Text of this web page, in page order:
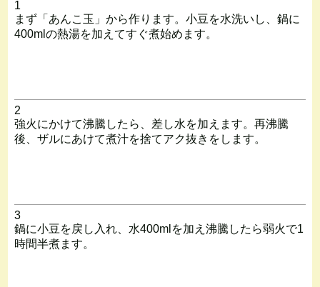
1
まず「あんこ玉」から作ります。小豆を水洗いし、鍋に
400mlの熱湯を加えてすぐ煮始めます。
2
強火にかけて沸騰したら、差し水を加えます。再沸騰
後、ザルにあけて煮汁を捨てアク抜きをします。
3
鍋に小豆を戻し入れ、水400mlを加え沸騰したら弱火で1
時間半煮ます。